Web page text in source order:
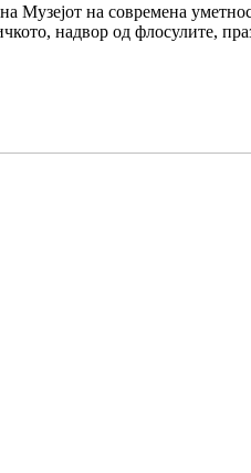
на современа
надвор од флосулите,